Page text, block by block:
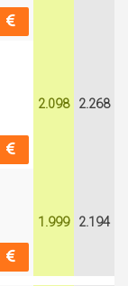
2.098 2.268
1.999 2.194